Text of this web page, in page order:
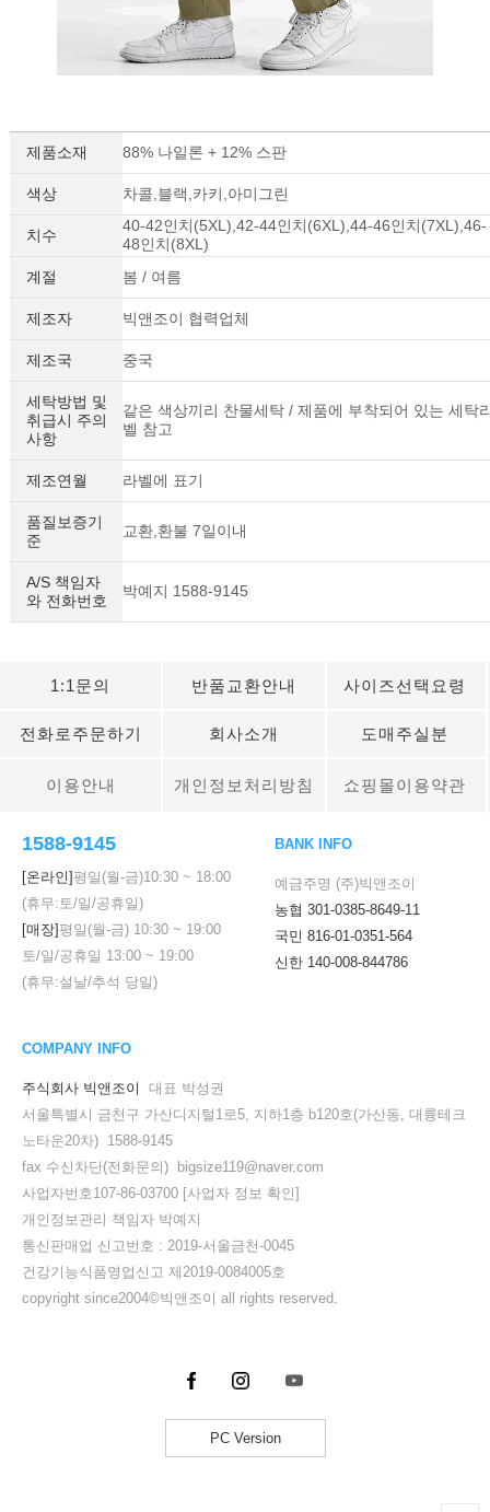
제품소재 88% 나일론 + 12% 스판
색상 차콜,블랙,카키,아미그린
치수
40-42인치(5XL),42-44인치(6XL),44-46인치(7XL),46-
48인치(8XL)
계절
봄 / 여름
제조자 빅앤조이 협력업체
제조국 중국
세탁방법 및
취급시 주의
사항
같은 색상끼리 찬물세탁 / 제품에 부착되어 있는 세탁
벨 참고
제조연월 라벨에 표기
품질보증기
준
교환,환불 7일이내
A/S 책임자
와 전화번호
박예지 1588-9145
1:1문의 반품교환안내 사이즈선택요령
전화로주문하기 회사소개 도매주실분
이용안내 개인정보처리방침 쇼핑몰이용약관
1588-9145
[온라인]평일(월-금)10:30 ~ 18:00
(휴무:토/일/공휴일)
[매장]평일(월-금) 10:30 ~ 19:00
토/일/공휴일 13:00 ~ 19:00
(휴무:설날/추석 당일)
BANK INFO
예금주명 (주)빅앤조이
농협 301-0385-8649-11
국민 816-01-0351-564
신한 140-008-844786
COMPANY INFO
주식회사 빅앤조이
대표 박성권
서울특별시 금천구 가산디지털1로5, 지하1층 b120호(가산동, 대륭테크
노타운20차) 1588-9145
fax 수신차단(전화문의) bigsize119@naver.com
사업자번호107-86-03700 [사업자 정보 확인]
개인정보관리 책임자 박예지
통신판매업 신고번호 : 2019-서울금천-0045
건강기능식품영업신고 제2019-0084005호
copyright since2004©빅앤조이 all rights reserved.
PC Version